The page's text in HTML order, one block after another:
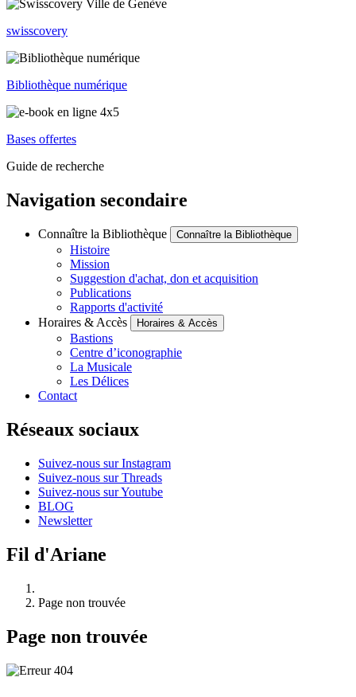
swisscovery
Bibliothèque numérique
Bases offertes
Guide de recherche
Navigation secondaire
Connaître la Bibliothèque Connaître la Bibliothèque
Histoire
Mission
Suggestion d'achat, don et acquisition
Publications
Rapports d'activité
Horaires & Accès
Horaires & Accès
Bastions
Centre d’iconographie
La Musicale
Les Délices
Contact
Réseaux sociaux
Suivez-nous sur Instagram
Suivez-nous sur Threads
Suivez-nous sur Youtube
BLOG
Newsletter
Fil d'Ariane
Page non trouvée
Page non trouvée